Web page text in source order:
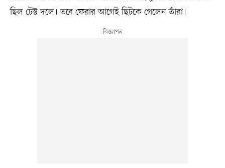
ছিল টেস্ট দলে। তবে ফেরার আগেই ছিটকে গেলেন তাঁরা।